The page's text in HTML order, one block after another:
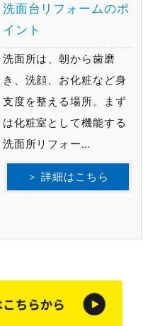
洗面台リフォームのポ
イント
洗面所は、朝から歯磨
き、洗顔、お化粧など身
支度を整える場所。まず
は化粧室として機能する
洗面所リフォー…
＞ 詳細はこちら